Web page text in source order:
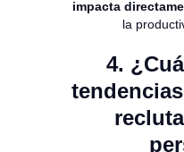
impacta
la
4.
tendencias